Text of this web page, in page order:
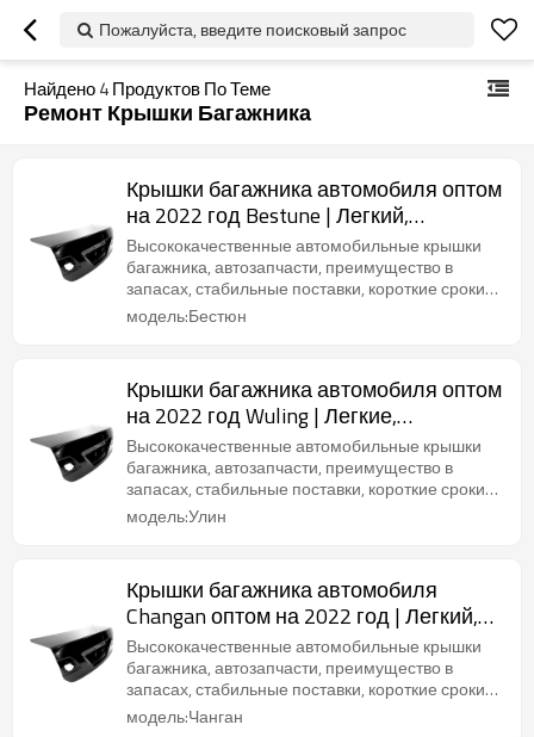
Пожалуйста, введите поисковый запрос
Найдено4Продуктов По Теме
Ремонт Крышки Багажника
Крышки багажника автомобиля оптом
на 2022 год Bestune | Легкий,
устойчивый к коррозии и жаростойкий
| Автозапчасти для Bestune
Высококачественные автомобильные крышки
багажника, автозапчасти, преимущество в
запасах, стабильные поставки, короткие сроки
поставки.
модель:Бестюн
Крышки багажника автомобиля оптом
на 2022 год Wuling | Легкие,
устойчивые к коррозии и жаростойкие
| Автозапчасти для кузова Wuling
Высококачественные автомобильные крышки
багажника, автозапчасти, преимущество в
запасах, стабильные поставки, короткие сроки
поставки.
модель:Улин
Крышки багажника автомобиля
Changan оптом на 2022 год | Легкий,
устойчивый к коррозии и жаростойкий
| Автозапчасти для кузова Changan
Высококачественные автомобильные крышки
багажника, автозапчасти, преимущество в
запасах, стабильные поставки, короткие сроки
поставки.
модель:Чанган